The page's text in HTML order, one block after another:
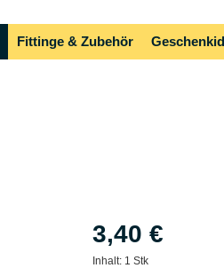
Fittinge & Zubehör
3,40 €
Inhalt: 1 Stk